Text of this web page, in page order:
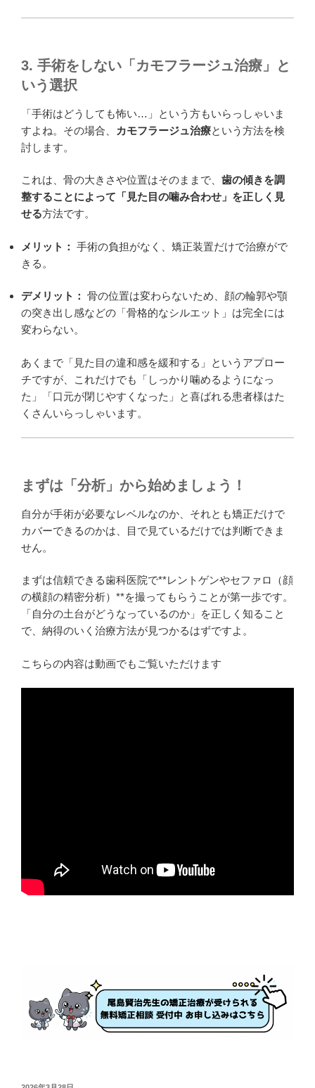
3. 手術をしない「カモフラージュ治療」と
いう選択
「手術はどうしても怖い…」という方もいらっしゃいま
すよね。その場合、
カモフラージュ治療という方法を検
討します。
これは、骨の大きさや位置はそのままで、 歯の傾きを調
整することによって「見た目の噛み合わせ」を正しく見
せる方法です。
メリット： 手術の負担がなく、矯正装置だけで治療がで
きる。
デメリット： 骨の位置は変わらないため、顔の輪郭や顎
の突き出し感などの「骨格的なシルエット」は完全には
変わらない。
あくまで「見た目の違和感を緩和する」というアプロー
チですが、これだけでも「しっかり噛めるようになっ
た」「口元が閉じやすくなった」と喜ばれる患者様はた
くさんいらっしゃいます。
まずは「分析」から始めましょう！
自分が手術が必要なレベルなのか、それとも矯正だけで
カバーできるのかは、目で見ているだけでは判断できま
せん。
まずは信頼できる歯科医院で**レントゲンやセファロ（顔
の横顔の精密分析）**を撮ってもらうことが第一歩です。
「自分の土台がどうなっているのか」を正しく知ること
で、納得のいく治療方法が見つかるはずですよ。
こちらの内容は動画でもご覧いただけます